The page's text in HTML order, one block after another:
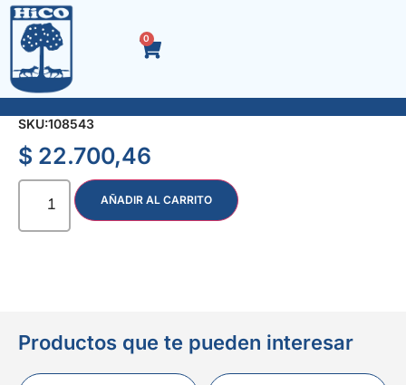
0
REMACHE 5.0 x 20 CAJA x 500 u.
SKU:108543
$ 22.700,46
AÑADIR AL CARRITO
Productos que te pueden interesar